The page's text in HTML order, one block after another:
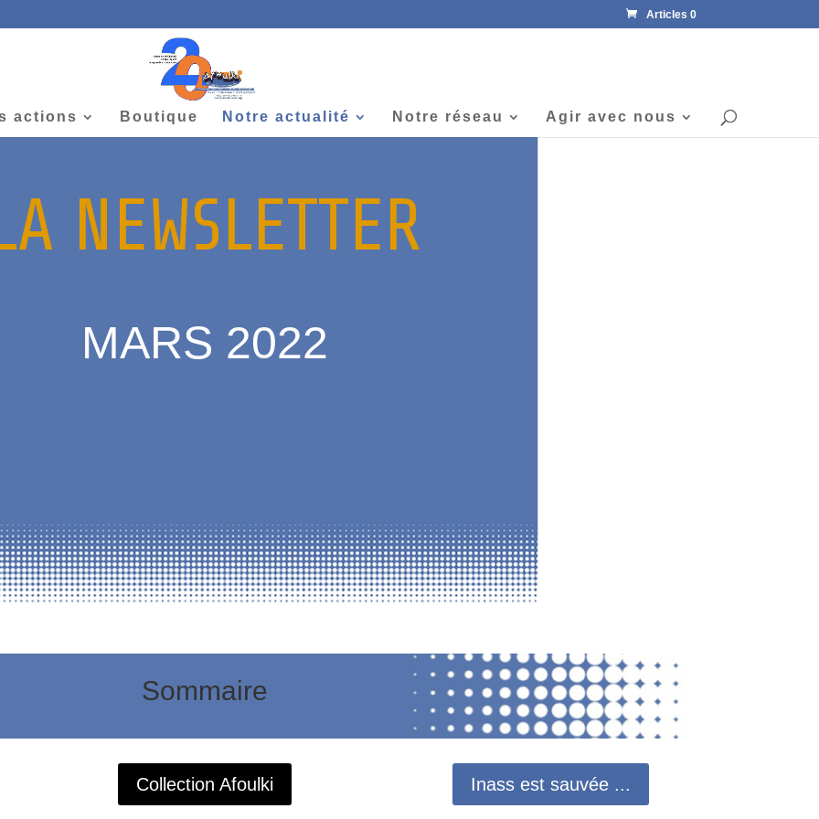
Articles 0
actions Boutique Notre actualité Notre réseau Agir avec nous
NEWSLETTER
MARS 2022
Sommaire
Collection Afoulki Inass est sauvée ...